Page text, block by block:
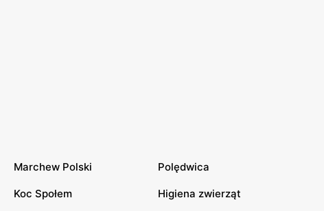
Marchew Polski Polędwica
Koc Społem Higiena zwierząt